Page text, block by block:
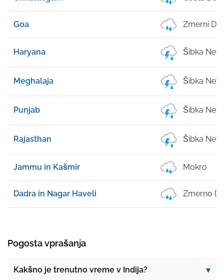
Goa Zmerni
Haryana Šibka
Meghalaja Šibka
Punjab Šibka
Rajasthan Šibka
Jammu in Kašmir Mokro
Dadra in Nagar Haveli Zmerno
Pogosta vprašanja
Kakšno je trenutno vreme v Indija?